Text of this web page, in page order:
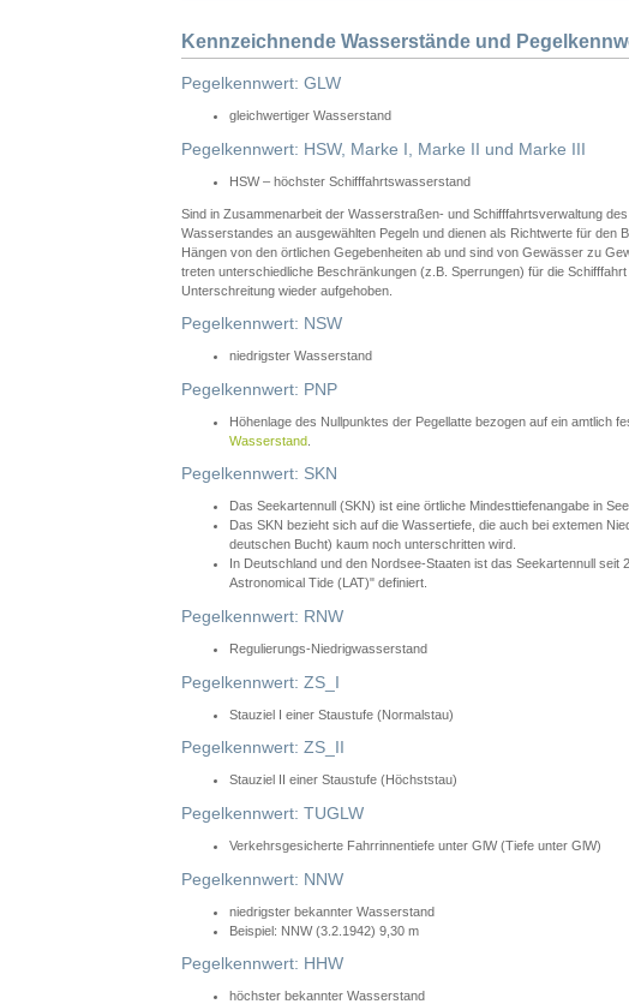
Kennzeichnende Wasserstände und
Pegelkennwert: GLW
gleichwertiger Wasserstand
Pegelkennwert: HSW, Marke I, Marke II und Marke III
HSW – höchster Schifffahrtswasserstand
Sind in Zusammenarbeit der Wasserstraßen- und Schifffahrtsverwaltung
Wasserstandes an ausgewählten Pegeln und dienen als Richtwerte für den
Hängen von den örtlichen Gegebenheiten ab und sind von Gewässer zu
treten unterschiedliche Beschränkungen (z.B. Sperrungen) für die
Unterschreitung wieder aufgehoben.
Pegelkennwert: NSW
niedrigster Wasserstand
Pegelkennwert: PNP
Höhenlage des Nullpunktes der Pegellatte bezogen auf ein amtlich
Wasserstand
Pegelkennwert: SKN
Das Seekartennull (SKN) ist eine örtliche Mindesttiefenangabe in
Das SKN bezieht sich auf die Wassertiefe, die auch bei extemen
deutschen Bucht) kaum noch unterschritten wird.
In Deutschland und den Nordsee-Staaten ist das Seekartennull
Astronomical Tide (LAT)" definiert.
Pegelkennwert: RNW
Regulierungs-Niedrigwasserstand
Pegelkennwert: ZS_I
Stauziel I einer Staustufe (Normalstau)
Pegelkennwert: ZS_II
Stauziel II einer Staustufe (Höchststau)
Pegelkennwert: TUGLW
Verkehrsgesicherte Fahrrinnentiefe unter GlW (Tiefe unter GlW)
Pegelkennwert: NNW
niedrigster bekannter Wasserstand
Beispiel: NNW (3.2.1942) 9,30 m
Pegelkennwert: HHW
höchster bekannter Wasserstand